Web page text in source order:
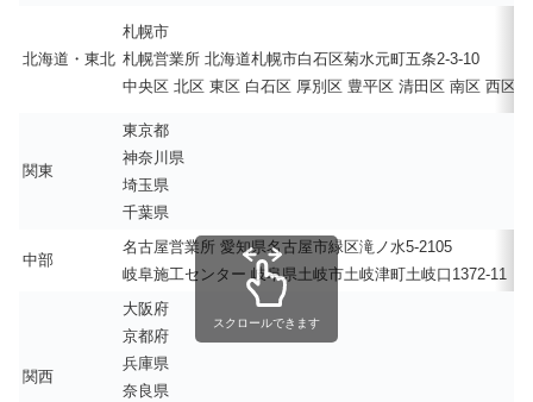
北海道・東北
札幌市
札幌営業所 北海道札幌市白石区菊水元町五条2-3-10
中央区 北区 東区 白石区 厚別区 豊平区 清田区 南区 西区
関東
東京都
神奈川県
埼玉県
千葉県
中部
名古屋営業所 愛知県名古屋市緑区滝ノ水5-2105
岐阜施工センター 岐阜県土岐市土岐津町土岐口1372-11
関西
大阪府
京都府
兵庫県
奈良県
スクロールできます